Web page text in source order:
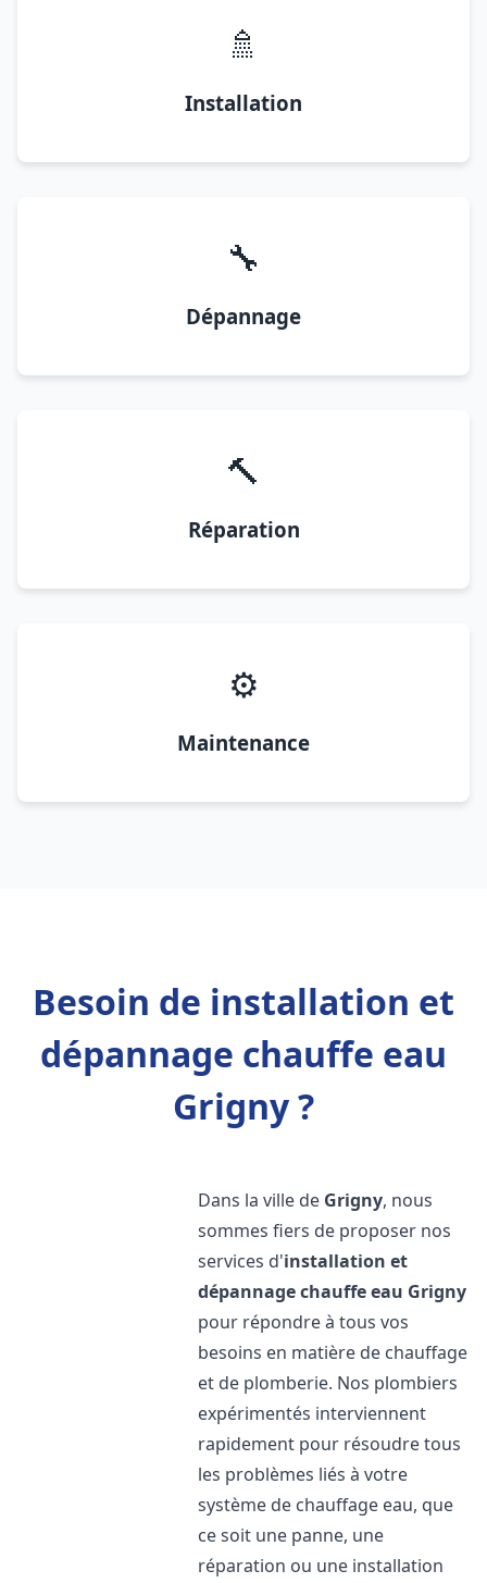
🚿
Installation
🔧
Dépannage
🔨
Réparation
⚙️
Maintenance
Besoin de installation et
dépannage chauffe eau
Grigny ?
Dans la ville de Grigny, nous
sommes fiers de proposer nos
services d'installation et
dépannage chauffe eau Grigny
pour répondre à tous vos
besoins en matière de chauffage
et de plomberie. Nos plombiers
expérimentés interviennent
rapidement pour résoudre tous
les problèmes liés à votre
système de chauffage eau, que
ce soit une panne, une
réparation ou une installation